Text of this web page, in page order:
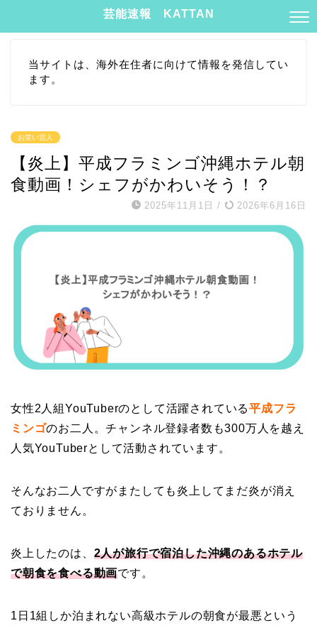
芸能速報 KATTAN
当サイトは、海外在住者に向けて情報を発信してい
ます。
お笑い芸人
【炎上】平成フラミンゴ沖縄ホテル朝
食動画！シェフがかわいそう！？
2025年11月1日 / 2026年6月16日
女性2人組YouTuberのとして活躍されている平成フラ
ミンゴのお二人。チャンネル登録者数も300万人を越え
人気YouTuberとして活動されています。
そんなお二人ですがまたしても炎上してまだ炎が消え
ておりません。
炎上したのは、 2人が旅行で宿泊した沖縄のあるホテル
で朝食を食べる動画です。
1日1組しか泊まれない高級ホテルの朝食が最悪という